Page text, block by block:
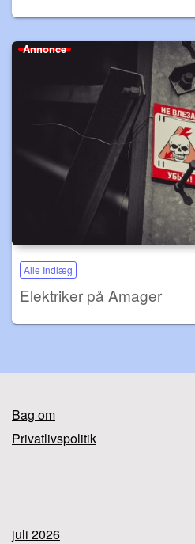
Annonce
Alle Indlæg
Elektriker på Amager
Bag om
Privatlivspolitik
juli 2026